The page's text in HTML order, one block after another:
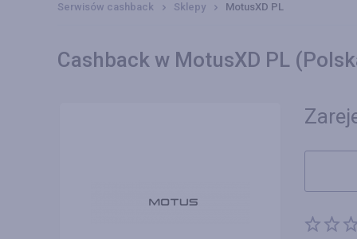
Serwisów cashback Sklepy MotusXD PL
Cashback w MotusXD PL